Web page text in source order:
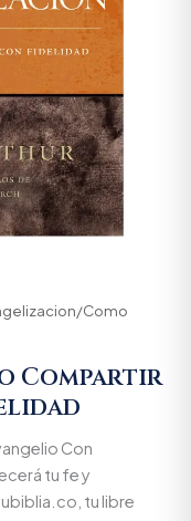
Como
Compartir
Con
tu fe y
tu libre